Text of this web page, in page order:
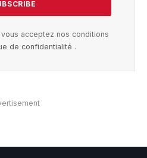
acceptez nos conditions
de confidentialité .